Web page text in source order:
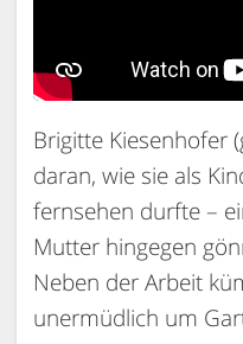
Brigitte Kiesenhofer
daran, wie sie als
fernsehen durfte –
Mutter hingegen
Neben der Arbeit
unermüdlich um